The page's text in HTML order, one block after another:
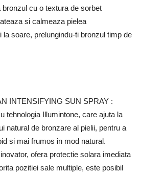
cu o textura de sorbet
si calmeaza pielea
soare, prelungindu-ti bronzul timp de
INTENSIFYING SUN SPRAY :
tehnologia Illumintone, care ajuta la
natural de bronzare al pielii, pentru a
si mai frumos in mod natural.
ofera protectie solara imediata
pozitiei sale multiple, este posibil